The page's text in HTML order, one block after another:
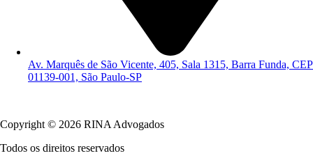
Av. Marquês de São Vicente, 405, Sala 1315, Barra Funda, CEP
01139-001, São Paulo-SP
Copyright © 2026 RINA Advogados
Todos os direitos reservados